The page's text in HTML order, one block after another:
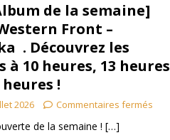
de la semaine]
Front –
. Découvrez les
à 10 heures, 13 heures
!
2026 Commentaires fermés
de la semaine ! […]